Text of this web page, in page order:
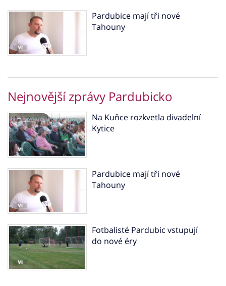
Pardubice mají tři nové
Tahouny
Nejnovější zprávy Pardubicko
Na Kuňce rozkvetla divadelní
Kytice
Pardubice mají tři nové
Tahouny
Fotbalisté Pardubic vstupují
do nové éry